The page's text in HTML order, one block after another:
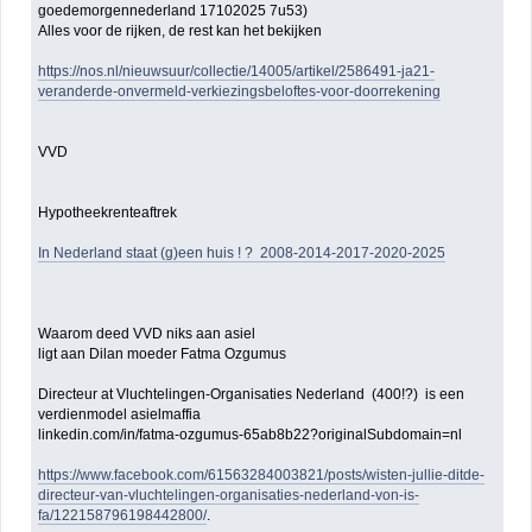
goedemorgennederland 17102025 7u53)
Alles voor de rijken, de rest kan het bekijken
https://nos.nl/nieuwsuur/collectie/14005/artikel/2586491-ja21-
veranderde-onvermeld-verkiezingsbeloftes-voor-doorrekening
VVD
Hypotheekrenteaftrek
In Nederland staat (g)een huis ! ? 2008-2014-2017-2020-2025
Waarom deed VVD niks aan asiel
ligt aan Dilan moeder Fatma Ozgumus
Directeur at Vluchtelingen-Organisaties Nederland (400!?) is een
verdienmodel asielmaffia
linkedin.com/in/fatma-ozgumus-65ab8b22?originalSubdomain=nl
https://www.facebook.com/61563284003821/posts/wisten-jullie-ditde-
directeur-van-vluchtelingen-organisaties-nederland-von-is-
fa/122158796198442800/.